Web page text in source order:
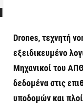
Drones, τεχνητή
εξειδικευμένο
Μηχανικοί του
δεδομένα στις
υποδομών και